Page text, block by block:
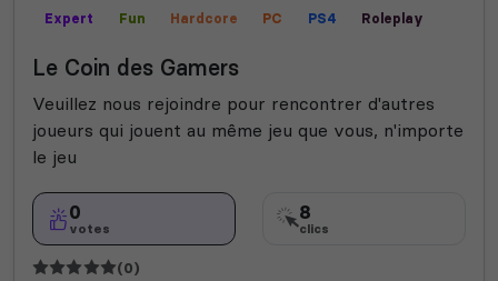
Expert Fun Hardcore PC PS4
Roleplay
Le Coin des Gamers
Veuillez nous rejoindre pour rencontrer d'autres
joueurs qui jouent au même jeu que vous, n'importe
le jeu
0
votes
8
clics
(0)